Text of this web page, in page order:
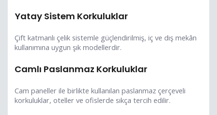
Yatay Sistem Korkuluklar
Çift katmanlı çelik sistemle güçlendirilmiş, iç ve dış mekân
kullanımına uygun şık modellerdir.
Camlı Paslanmaz Korkuluklar
Cam paneller ile birlikte kullanılan paslanmaz çerçeveli
korkuluklar, oteller ve ofislerde sıkça tercih edilir.